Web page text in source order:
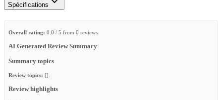
Spécifications
Overall rating: 0.0 / 5 from 0 reviews.
AI Generated Review Summary
Summary topics
Review topics: [].
Review highlights